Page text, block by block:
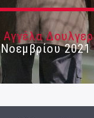
Αγγέλα
Νοεμβρίου 2021